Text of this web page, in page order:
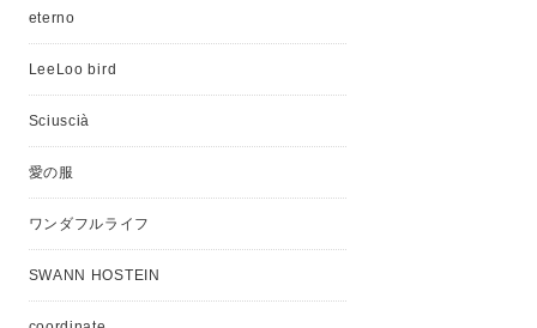
eterno
LeeLoo bird
Sciuscià
愛の服
ワンダフルライフ
SWANN HOSTEIN